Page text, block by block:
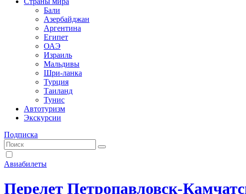
Бали
Азербайджан
Аргентина
Египет
ОАЭ
Израиль
Мальдивы
Шри-ланка
Турция
Таиланд
Тунис
Автотуризм
Экскурсии
Подписка
Авиабилеты
Перелет Петропавловск-